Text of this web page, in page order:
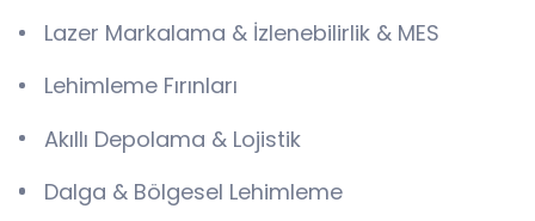
Lazer Markalama & İzlenebilirlik & MES
Lehimleme Fırınları
Akıllı Depolama & Lojistik
Dalga & Bölgesel Lehimleme